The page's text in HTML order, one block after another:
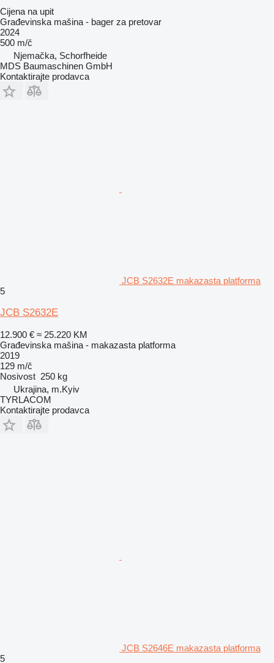
Cijena na upit
Građevinska mašina - bager za pretovar
2024
500 m/č
Njemačka, Schorfheide
MDS Baumaschinen GmbH
Kontaktirajte prodavca
JCB S2632E makazasta platforma
5
JCB S2632E
12.900 € ≈ 25.220 KM
Građevinska mašina - makazasta platforma
2019
129 m/č
Nosivost 250 kg
Ukrajina, m.Kyiv
TYRLACOM
Kontaktirajte prodavca
JCB S2646E makazasta platforma
5